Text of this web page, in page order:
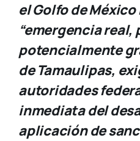
el Golfo de
“emergencia real,
potencialmente
de Tamaulipas,
autoridades
inmediata del
aplicación de